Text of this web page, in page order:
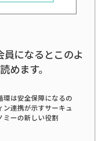
員になるとこのよ
めます。
環は安全保障になるの
ン連携が示すサーキュ
ミーの新しい役割